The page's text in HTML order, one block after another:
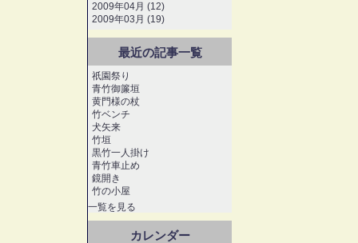
2009年04月 (12)
2009年03月 (19)
最近の記事一覧
祇園祭り
青竹御簾垣
黄門様の杖
竹ベンチ
犬矢来
竹垣
黒竹一人掛け
青竹車止め
鏡開き
竹の小屋
一覧を見る
カレンダー